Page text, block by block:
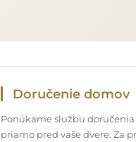
Doručenie domov
Ponúkame službu
priamo pred vaše dvere. Za